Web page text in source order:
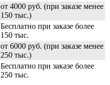
от 4000 руб. (при заказе менее
150 тыс.)
Бесплатно при заказе более
150 тыс.
от 6000 руб. (при заказе менее
250 тыс.)
Бесплатно при заказе более
250 тыс.